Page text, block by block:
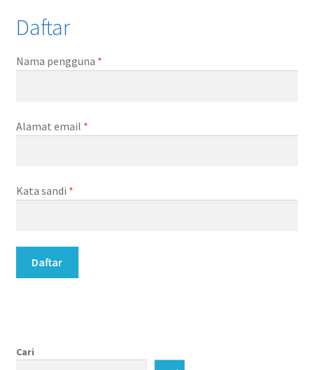
Daftar
Nama pengguna *Wajib
Alamat email *Wajib
Kata sandi *Wajib
Daftar
Cari